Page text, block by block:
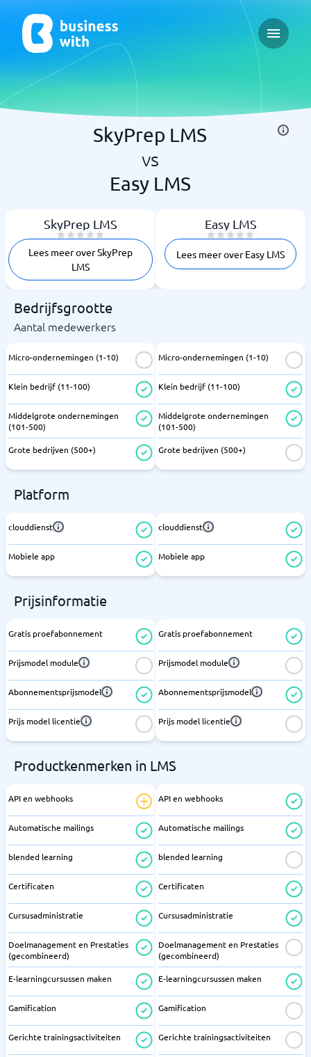
Open
SkyPrep LMS
vs
Easy LMS
SkyPrep LMS
Lees meer over SkyPrep
LMS
Easy LMS
Lees meer over Easy LMS
Bedrijfsgrootte
Aantal medewerkers
Micro-ondernemingen (1-10)
Klein bedrijf (11-100)
Middelgrote ondernemingen
(101-500)
Grote bedrijven (500+)
Micro-ondernemingen (1-10)
Klein bedrijf (11-100)
Middelgrote ondernemingen
(101-500)
Grote bedrijven (500+)
Platform
clouddienst
Mobiele app
clouddienst
Mobiele app
Prijsinformatie
Gratis proefabonnement
Prijsmodel module
Abonnementsprijsmodel
Prijs model licentie
Gratis proefabonnement
Prijsmodel module
Abonnementsprijsmodel
Prijs model licentie
Productkenmerken in LMS
API en webhooks
Automatische mailings
blended learning
Certificaten
Cursusadministratie
Doelmanagement en Prestaties
(gecombineerd)
E-learningcursussen maken
Gamification
Gerichte trainingsactiviteiten
API en webhooks
Automatische mailings
blended learning
Certificaten
Cursusadministratie
Doelmanagement en Prestaties
(gecombineerd)
E-learningcursussen maken
Gamification
Gerichte trainingsactiviteiten